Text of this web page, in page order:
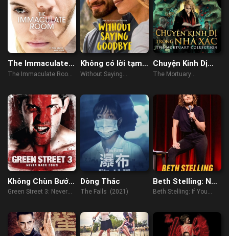
The Immaculate
Room
The Immaculate Room
Không có lời tạm
biệt
Without Saying
Chuyện Kinh Dị
Trong Nhà Xác
The Mortuary
Không Chùn Bước
3
Green Street 3: Never
Dòng Thác
The Falls (2021)
Beth Stelling: Nếu
Hồi Đó Anh Đã
Beth Stelling: If You
(2023)